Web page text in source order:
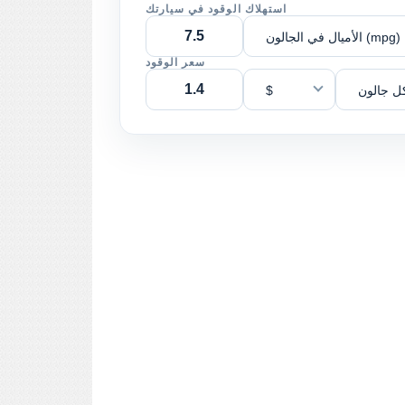
استهلاك الوقود في سيارتك
الأميال في الجالون (mpg)
سعر الوقود
$ جالون